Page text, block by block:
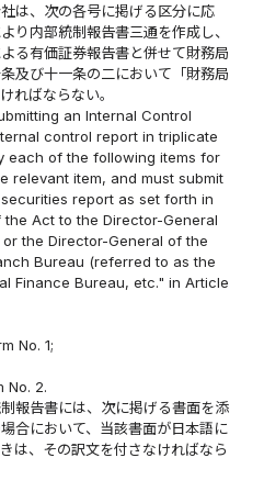
は、次の各号に掲げる区分に応
り内部統制報告書三通を作成し、
る有価証券報告書と併せて財務局
及び十一条の二において「財務局
ればならない。
an Internal Control
control report in triplicate
each of the following items for
relevant item, and must submit
report as set forth in
Act to the Director-General
the Director-General of the
Bureau (referred to as the
Finance Bureau, etc." in Article
No. 1;
No. 2.
報告書には、次に掲げる書面を添
合において、当該書面が日本語に
は、その訳文を付さなければなら